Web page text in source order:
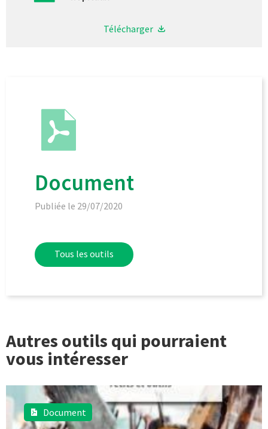
Télécharger
Document
Publiée le 29/07/2020
Tous les outils
Autres outils qui pourraient
vous intéresser
Document